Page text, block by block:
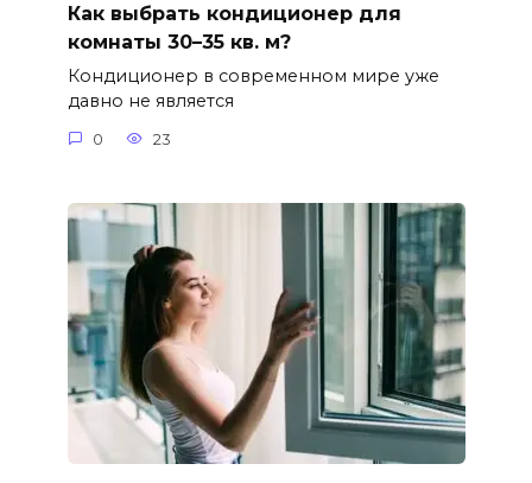
Как выбрать кондиционер для
комнаты 30–35 кв. м?
Кондиционер в современном мире уже
давно не является
0 23